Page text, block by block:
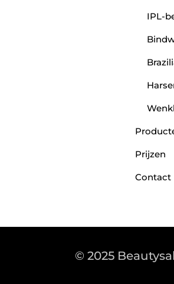
IPL-
Prijzen
Contact
© 2025